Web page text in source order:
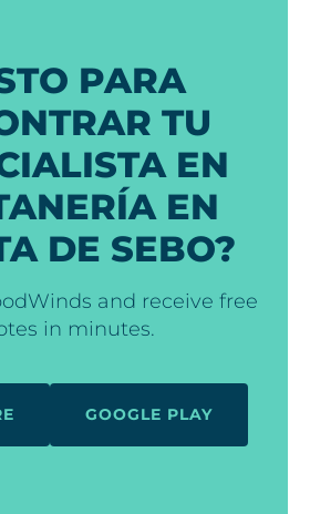
PARA
TU
EN
EN
DE SEBO?
and receive free
in minutes.
GOOGLE PLAY